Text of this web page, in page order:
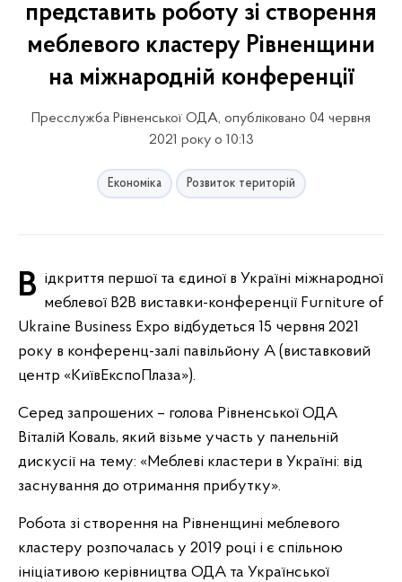
представить роботу зі створення
меблевого кластеру Рівненщини
на міжнародній конференції
Пресслужба Рівненської ОДА, опубліковано 04 червня
2021 року о 10:13
Економіка Розвиток територій
Відкриття першої та єдиної в Україні міжнародної меблевої В2В виставки-конференції Furniture of
Ukraine Business Expo відбудеться 15 червня 2021
року в конференц-залі павільйону А (виставковий
центр «КиївЕкспоПлаза»).
Серед запрошених – голова Рівненської ОДА
Віталій Коваль, який візьме участь у панельній
дискусії на тему: «Меблеві кластери в Україні: від
заснування до отримання прибутку».
Робота зі створення на Рівненщині меблевого
кластеру розпочалась у 2019 році і є спільною
ініціативою керівництва ОДА та Української